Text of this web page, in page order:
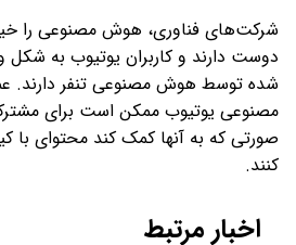
شرکت‌های فناوری، هوش مصنوعی را
دوست دارند و کاربران یوتیوب به شکل
شده توسط هوش مصنوعی تنفر
مصنوعی یوتیوب ممکن است برای
صورتی که به آنها کمک کند محتوای با
کنند.
اخبار مرتبط